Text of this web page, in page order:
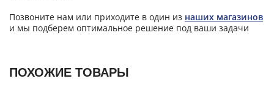
Позвоните нам или приходите в один из наших магазинов
и мы подберем оптимальное решение под ваши задачи
ПОХОЖИЕ ТОВАРЫ